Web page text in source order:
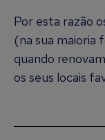
Por esta razão
(na sua maioria
quando
os seus locais